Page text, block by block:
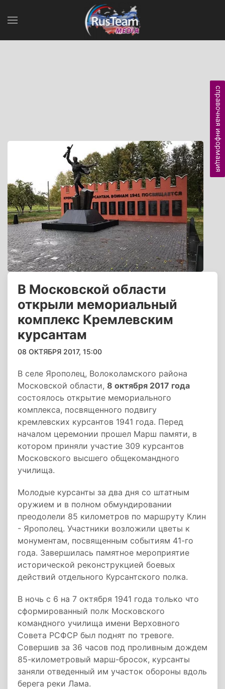
В Московской области
открыли мемориальный
комплекс Кремлевским
курсантам
08 ОКТЯБРЯ 2017, 15:00
В селе Ярополец, Волоколамского района
Московской области, 8 октября 2017 года
состоялось открытие мемориального
комплекса, посвященного подвигу
кремлевских курсантов 1941 года. Перед
началом церемонии прошел Марш памяти, в
котором приняли участие 309 курсантов
Московского высшего общекомандного
училища.
Молодые курсанты за два дня со штатным
оружием и в полном обмундировании
преодолели 85 километров по маршруту Клин
- Ярополец. Участники возложили цветы к
монументам, посвященным событиям 41-го
года. Завершилась памятное мероприятие
исторической реконструкцией боевых
действий отдельного Курсантского полка.
В ночь с 6 на 7 октября 1941 года только что
сформированный полк Московского
командного училища имени Верховного
Совета РСФСР был поднят по тревоге.
Совершив за 36 часов под проливным дождем
85-километровый марш-бросок, курсанты
заняли отведенный им участок обороны вдоль
берега реки Лама.
справочная информация